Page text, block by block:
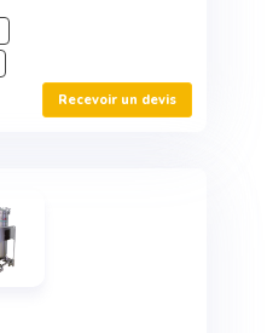
Recevoir un devis